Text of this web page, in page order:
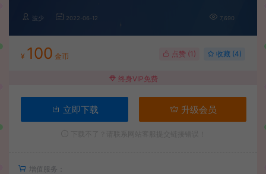
波少 2022-06-12 7,690
¥ 100 金币 点赞 (1 ) 收藏 (4)
终身VIP免费
立即下载 升级会员
增值服务：